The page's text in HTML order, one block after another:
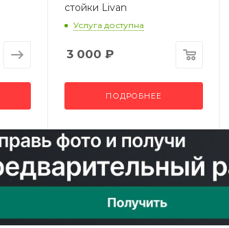
стойки Livan
Услуга доступна
3 000 ₽
ПОДРОБНЕЕ